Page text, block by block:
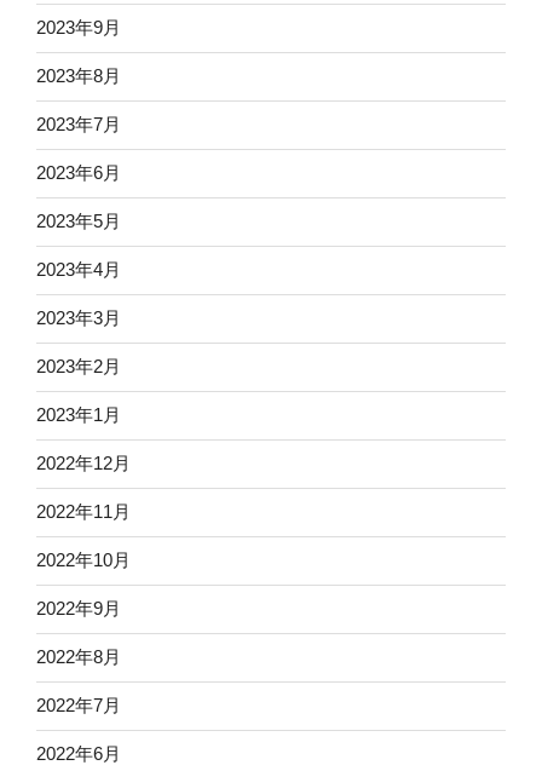
2023年9月
2023年8月
2023年7月
2023年6月
2023年5月
2023年4月
2023年3月
2023年2月
2023年1月
2022年12月
2022年11月
2022年10月
2022年9月
2022年8月
2022年7月
2022年6月